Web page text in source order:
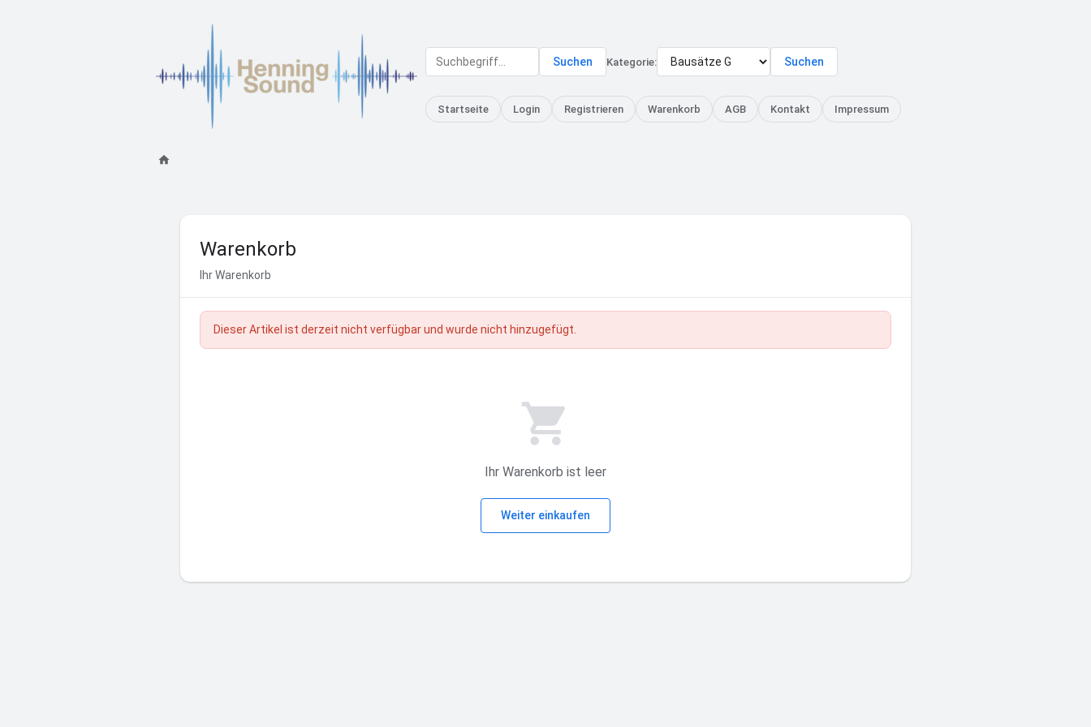
Suchen Kategorie: Suchen
Startseite Login Registrieren Warenkorb AGB Kontakt Impressum
Warenkorb
Ihr Warenkorb
Dieser Artikel ist derzeit nicht verfügbar und wurde nicht hinzugefügt.
Ihr Warenkorb ist leer
Weiter einkaufen